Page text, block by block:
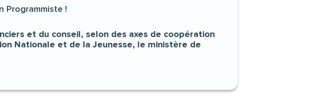
Programmiste !
et du conseil, selon des axes de coopération
Nationale et de la Jeunesse, le ministère de